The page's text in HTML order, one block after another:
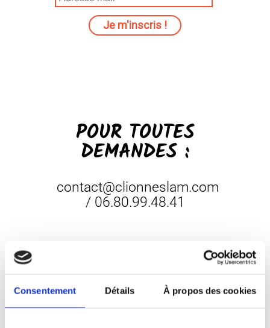
Consentement Détails À propos des cookies
POUR TOUTES
DEMANDES :
contact@clionneslam.com
/ 06.80.99.48.41
FORMULAIRE
DE CONTACT